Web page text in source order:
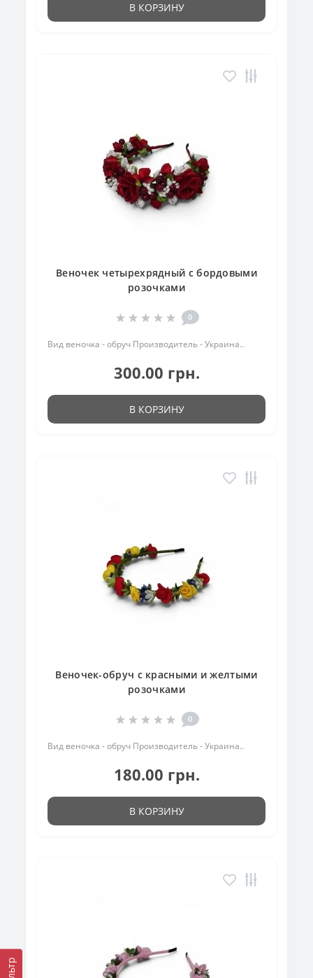
В КОРЗИНУ
Веночек четырехрядный с бордовыми
розочками
0
Вид веночка - обруч Производитель - Украина..
300.00 грн.
В КОРЗИНУ
Веночек-обруч с красными и желтыми
розочками
0
Вид веночка - обруч Производитель - Украина..
180.00 грн.
В КОРЗИНУ